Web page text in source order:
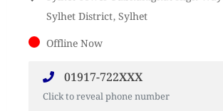
Sylhet District, Sylhet
Offline Now
01917-722XXX
Click to reveal phone number